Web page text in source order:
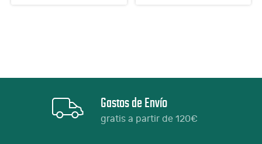
Gastos de Envío
gratis a partir de 120€